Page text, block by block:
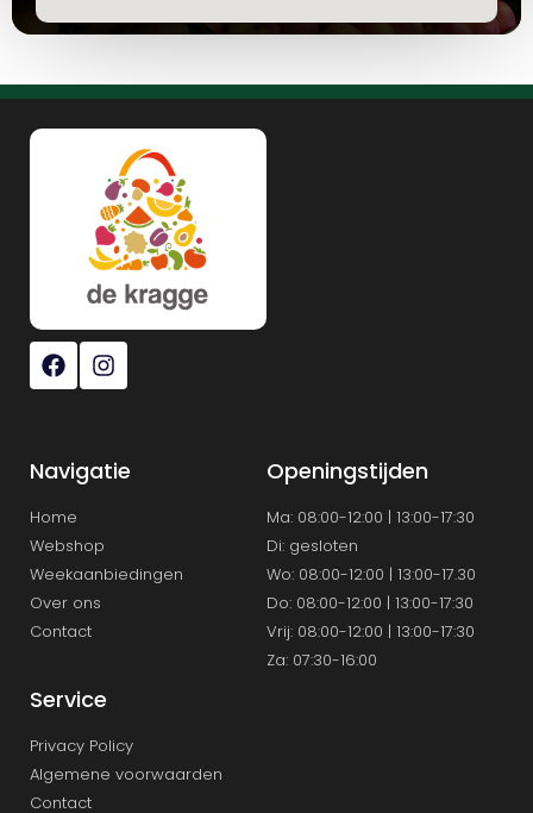
Navigatie
Home
Webshop
Weekaanbiedingen
Over ons
Contact
Openingstijden
Ma: 08:00-12:00 | 13:00-17:30
Di: gesloten
Wo: 08:00-12:00 | 13:00-17.30
Do: 08:00-12:00 | 13:00-17:30
Vrij: 08:00-12:00 | 13:00-17:30
Za: 07:30-16:00
Service
Privacy Policy
Algemene voorwaarden
Contact